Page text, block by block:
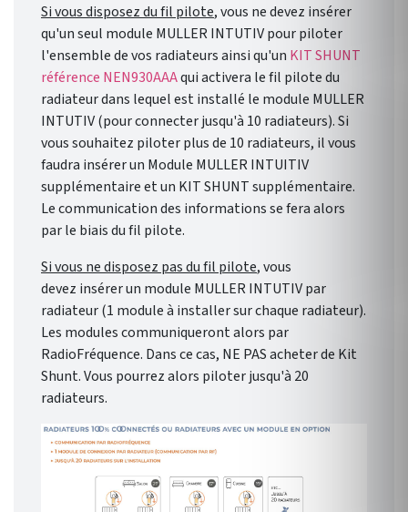
Si vous disposez du fil pilote, vous ne devez insérer
qu'un seul module MULLER INTUTIV pour piloter
l'ensemble de vos radiateurs ainsi qu'un KIT SHUNT
référence NEN930AAAqui activera le fil pilote du
radiateur dans lequel est installé le module MULLER
INTUTIV (pour connecter jusqu'à 10 radiateurs). Si
vous souhaitez piloter plus de 10 radiateurs, il vous
faudra insérer un Module MULLER INTUITIV
supplémentaire et un KIT SHUNT supplémentaire.
Le communication des informations se fera alors
par le biais du fil pilote.
Si vous ne disposez pas du fil pilote, vous
devez insérer un module MULLER INTUTIV par
radiateur (1 module à installer sur chaque radiateur).
Les modules communiqueront alors par
RadioFréquence. Dans ce cas, NE PAS acheter de Kit
Shunt. Vous pourrez alors piloter jusqu'à 20
radiateurs.